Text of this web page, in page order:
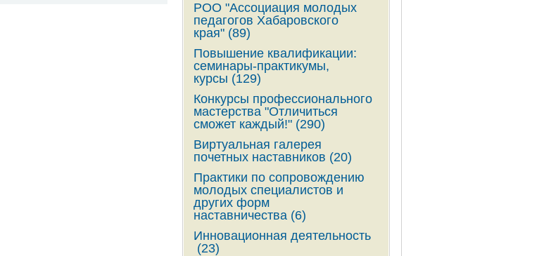
РОО "Ассоциация молодых
педагогов Хабаровского
края" (89)
Повышение квалификации:
семинары-практикумы,
курсы (129)
Конкурсы профессионального
мастерства "Отличиться
сможет каждый!" (290)
Виртуальная галерея
почетных наставников (20)
Практики по сопровождению
молодых специалистов и
других форм
наставничества (6)
Инновационная деятельность
(23)